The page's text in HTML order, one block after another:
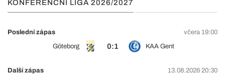
KONFERENČNÍ LIGA 2026/2027
Poslední zápas
včera 19:00
Göteborg
0:1 KAA Gent
Další zápas
13.08.2026 20:30